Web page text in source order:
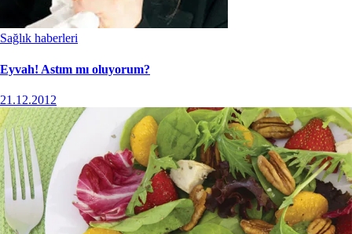
Sağlık haberleri
Eyvah! Astım mı oluyorum?
21.12.2012